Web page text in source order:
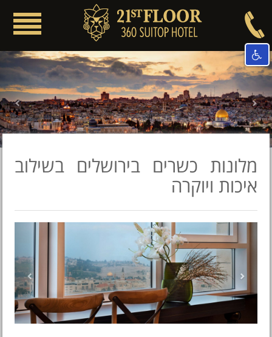
Toggle
Next
מלונות כשרים בירושלים בשילוב
איכות ויוקרה
Next